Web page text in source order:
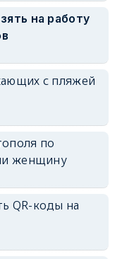
на работу
с пляжей
по
женщину
QR-коды на